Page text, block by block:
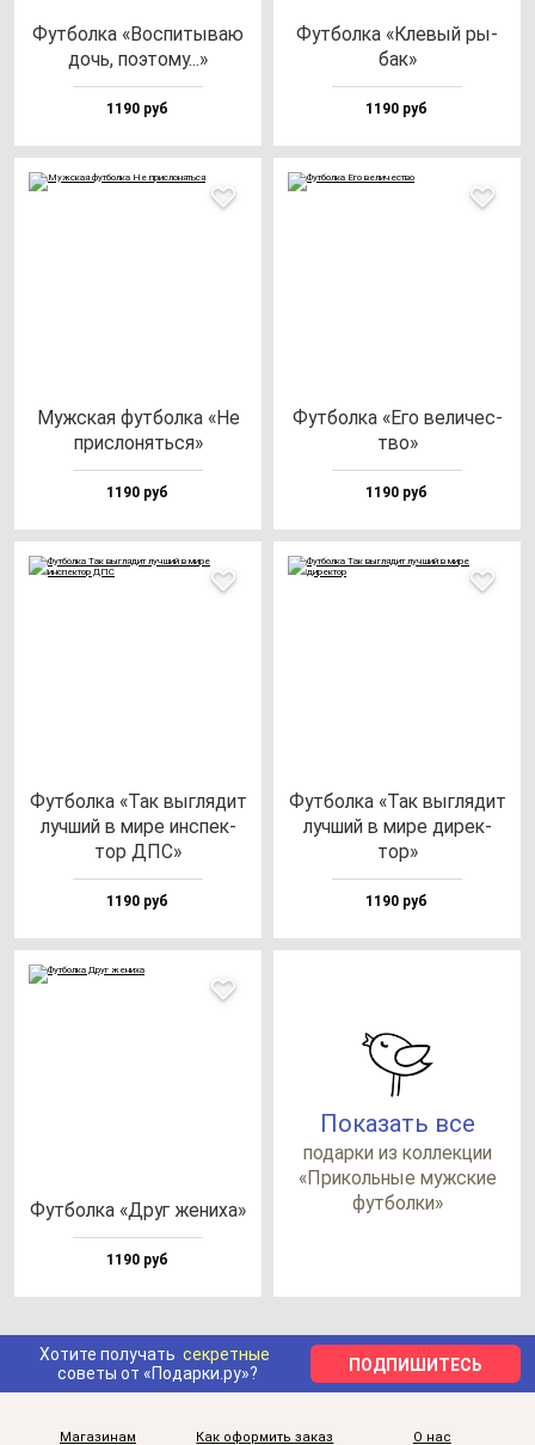
Фут­бол­ка «Вос­пи­ты­ваю
дочь, по­это­му...»
1190 руб
Фут­бол­ка «Кле­вый ры­
бак»
1190 руб
Муж­ская фут­бол­ка «Не
прис­ло­нять­ся»
1190 руб
Фут­бол­ка «Его ве­ли­чес­
тво»
1190 руб
Фут­бол­ка «Так выг­ля­дит
луч­ший в ми­ре ин­спек­
тор ДПС»
1190 руб
Фут­бол­ка «Так выг­ля­дит
луч­ший в ми­ре ди­рек­
тор»
1190 руб
Фут­бол­ка «Друг же­ни­ха»
1190 руб
Показать все
по­дар­ки из кол­лек­ции
«При­коль­ные муж­ские
фут­бол­ки»
Хотите получать секретные
советы от «Подарки.ру»?
ПОДПИШИТЕСЬ
Магазинам Как оформить заказ О нас